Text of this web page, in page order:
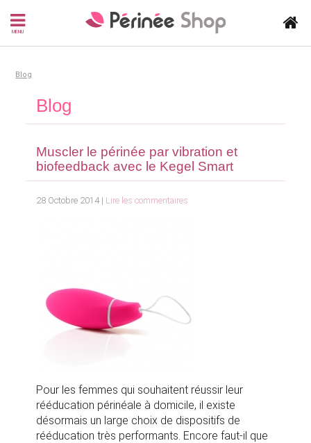
MENU
Blog
Blog
Muscler le périnée par vibration et
biofeedback avec le Kegel Smart
28 Octobre 2014 | Lire les commentaires
Pour les femmes qui souhaitent réussir leur
rééducation périnéale à domicile, il existe
désormais un large choix de dispositifs de
rééducation très performants. Encore faut-il que